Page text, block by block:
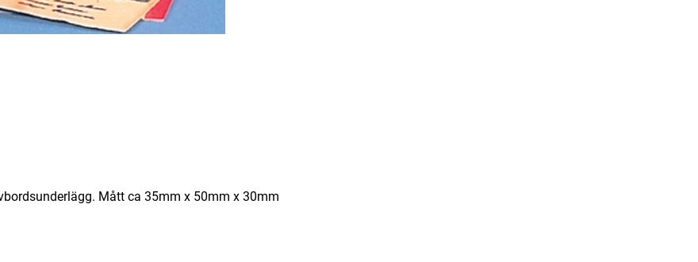
Mått ca 35mm x 50mm x 30mm